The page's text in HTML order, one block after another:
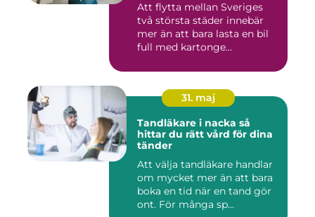
Att flytta mellan Sveriges
två största städer innebär
mer än att bara lasta en bil
full med kartonge...
31. maj
Tandläkare i nacka så
hittar du rätt vård för dina
tänder
Att välja tandläkare handlar
om mycket mer än att bara
boka en tid när en tand gör
ont. För många sp...